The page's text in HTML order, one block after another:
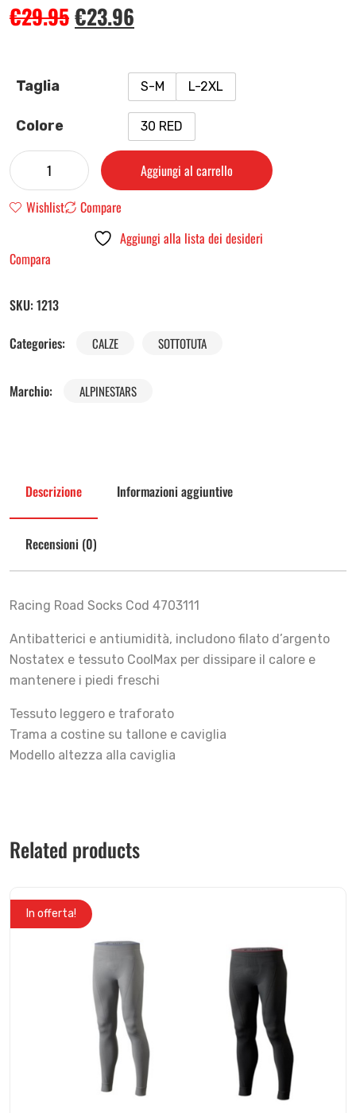
€29.95€23.96
Taglia S-M L-2XL
Colore 30 RED
Aggiungi al carrello
Wishlist
Compare
Aggiungi alla lista dei desideri
Compara
SKU: 1213
Categories:
CALZE SOTTOTUTA
Marchio: ALPINESTARS
Descrizione Informazioni aggiuntive
Recensioni (0)
Racing Road Socks Cod 4703111
Antibatterici e antiumidità, includono filato d’argento
Nostatex e tessuto CoolMax per dissipare il calore e
mantenere i piedi freschi
Tessuto leggero e traforato
Trama a costine su tallone e caviglia
Modello altezza alla caviglia
Related products
In offerta!